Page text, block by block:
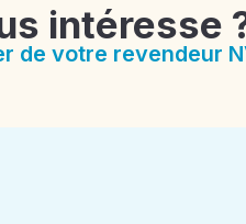
intéresse
de votre revendeur